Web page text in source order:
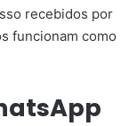
recebidos por
funcionam como